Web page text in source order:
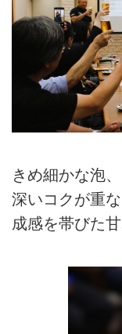
きめ細かな泡
深いコクが重
成感を帯びた